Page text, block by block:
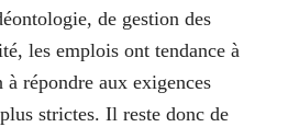
de gestion des
les emplois ont tendance à
répondre aux exigences
strictes. Il reste donc de